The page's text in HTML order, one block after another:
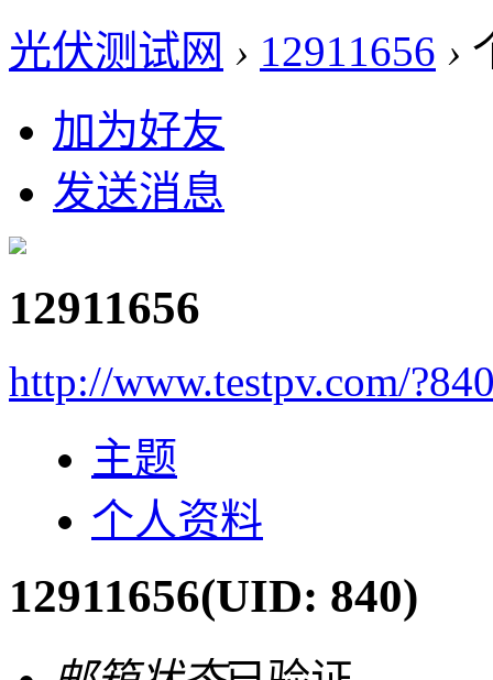
光伏测试网 › 12911656 ›
加为好友
发送消息
12911656
http://www.testpv.com/
主题
个人资料
12911656(UID: 840)